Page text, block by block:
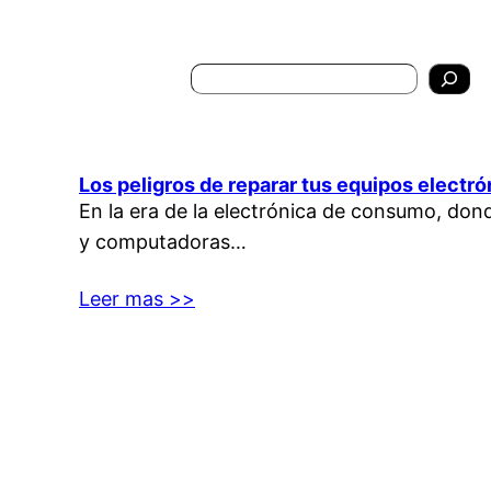
Los peligros de reparar tus equipos
En la era de la electrónica de consumo,
y computadoras…
Leer mas >>